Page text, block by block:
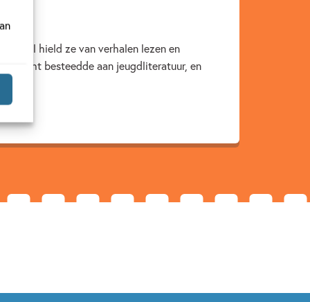
al hield ze van verhalen lezen en
besteedde aan jeugdliteratuur, en